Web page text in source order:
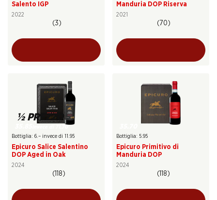
Salento IGP
2022
(3)
Manduria DOP Riserva
2021
(70)
½ PREZZO
Bottiglia: 6.– invece di 11.95
Epicuro Salice Salentino
DOP Aged in Oak
2024
(118)
Bottiglia: 5.95
Epicuro Primitivo di
Manduria DOP
2024
(118)